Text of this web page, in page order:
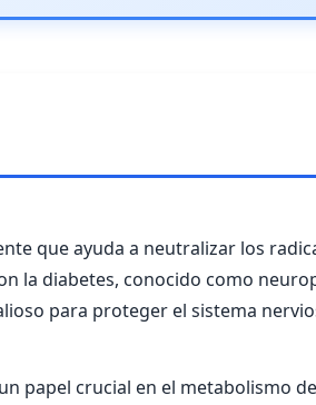
que ayuda a neutralizar los
la diabetes, conocido como
para proteger el sistema
papel crucial en el metabolismo